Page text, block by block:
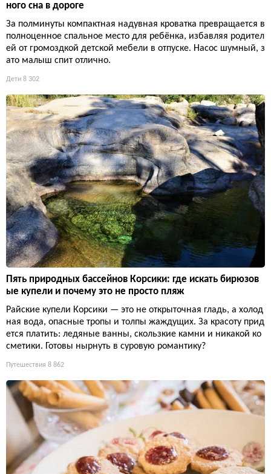
ного сна в дороге
За полминуты компактная надувная кроватка превращается в
полноценное спальное место для ребёнка, избавляя родител
ей от громоздкой детской мебели в отпуске. Насос шумный, з
ато малыш спит отлично.
Дети 8 302
Пять природных бассейнов Корсики: где искать бирюзов
ые купели и почему это не просто пляж
Райские купели Корсики — это не открыточная гладь, а холод
ная вода, опасные тропы и толпы жаждущих. За красоту прид
ется платить: ледяные ванны, скользкие камни и никакой ко
сметики. Готовы нырнуть в суровую романтику?
Путешествия 8 862